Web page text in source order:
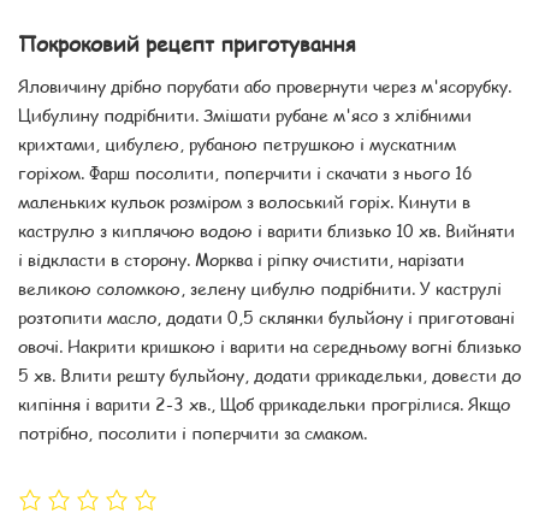
Покроковий рецепт приготування
Яловичину дрібно порубати або провернути через м'ясорубку.
Цибулину подрібнити. Змішати рубане м'ясо з хлібними
крихтами, цибулею, рубаною петрушкою і мускатним
горіхом. Фарш посолити, поперчити і скачати з нього 16
маленьких кульок розміром з волоський горіх. Кинути в
каструлю з киплячою водою і варити близько 10 хв. Вийняти
і відкласти в сторону. Морква і ріпку очистити, нарізати
великою соломкою, зелену цибулю подрібнити. У каструлі
розтопити масло, додати 0,5 склянки бульйону і приготовані
овочі. Накрити кришкою і варити на середньому вогні близько
5 хв. Влити решту бульйону, додати фрикадельки, довести до
кипіння і варити 2-3 хв., Щоб фрикадельки прогрілися. Якщо
потрібно, посолити і поперчити за смаком.